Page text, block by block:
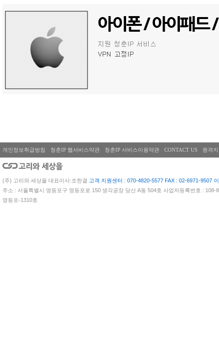
개인정보취급방침 청춘IP 웹서비스약관 청춘IP 서비스이용약관 CONTACT US 원격
(주) 고리와 세상을 대표이사:조한결 고객 지원센터 : 070-4820-5577 FAX : 02-6971-9507
주소 : 서울특별시 영등포구 영등포로 150 생각공장 당산 A동 504호 사업자등록번호 :
영등포-1310호